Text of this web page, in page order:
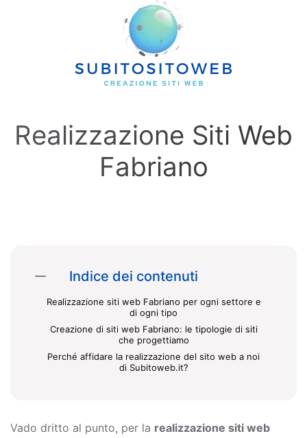
Skip to main content
Realizzazione Siti Web
Fabriano
Indice dei contenuti
Realizzazione siti web Fabriano per ogni settore e
di ogni tipo
Creazione di siti web Fabriano: le tipologie di siti
che progettiamo
Perché affidare la realizzazione del sito web a noi
di Subitoweb.it?
Vado dritto al punto, per la realizzazione siti web